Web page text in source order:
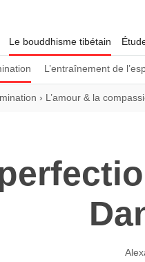
Le bouddhisme tibétain
L’entraînement de
› L’amour & la